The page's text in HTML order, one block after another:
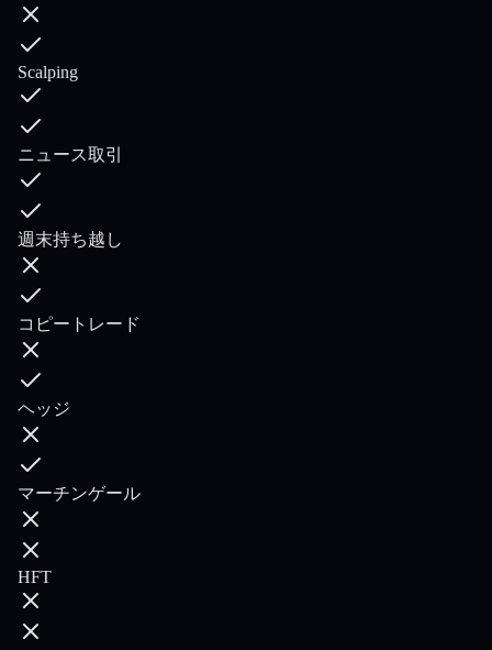
Scalping
ニュース取引
週末持ち越し
コピートレード
ヘッジ
マーチンゲール
HFT